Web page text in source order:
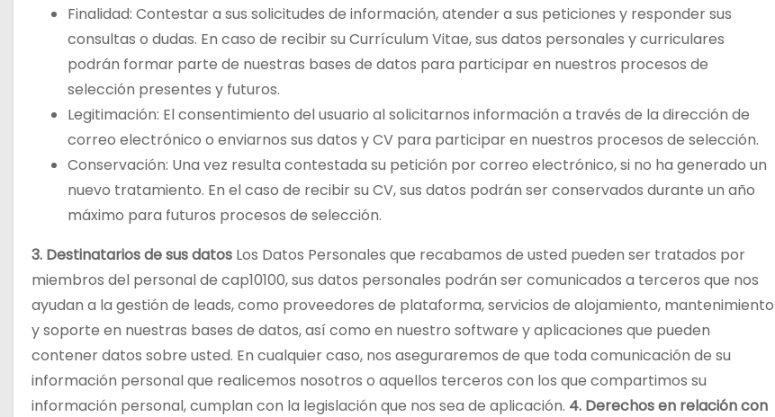
Finalidad: Contestar a sus solicitudes de información, atender a sus peticiones y responder sus
consultas o dudas. En caso de recibir su Currículum Vitae, sus datos personales y curriculares
podrán formar parte de nuestras bases de datos para participar en nuestros procesos de
selección presentes y futuros.
Legitimación: El consentimiento del usuario al solicitarnos información a través de la dirección de
correo electrónico o enviarnos sus datos y CV para participar en nuestros procesos de selección.
Conservación: Una vez resulta contestada su petición por correo electrónico, si no ha generado un
nuevo tratamiento. En el caso de recibir su CV, sus datos podrán ser conservados durante un año
máximo para futuros procesos de selección.
3. Destinatarios de sus datos Los Datos Personales que recabamos de usted pueden ser tratados por
miembros del personal de cap10100, sus datos personales podrán ser comunicados a terceros que nos
ayudan a la gestión de leads, como proveedores de plataforma, servicios de alojamiento, mantenimiento
y soporte en nuestras bases de datos, así como en nuestro software y aplicaciones que pueden
contener datos sobre usted. En cualquier caso, nos aseguraremos de que toda comunicación de su
información personal que realicemos nosotros o aquellos terceros con los que compartimos su
información personal, cumplan con la legislación que nos sea de aplicación. 4. Derechos en relación con